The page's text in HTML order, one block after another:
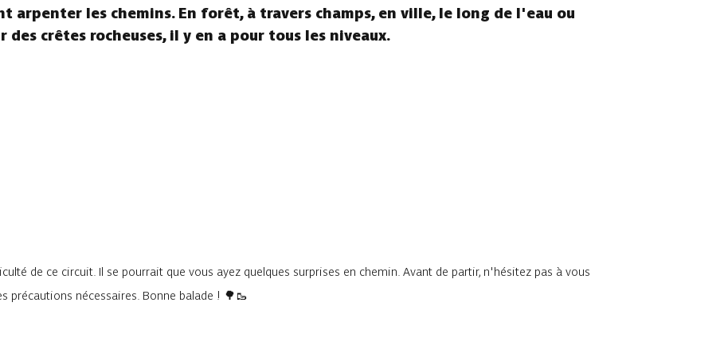
arpenter les chemins. En forêt, à travers champs, en ville, le long de l'eau ou
des crêtes rocheuses, il y en a pour tous les niveaux.
de ce circuit. Il se pourrait que vous ayez quelques surprises en chemin. Avant de partir, n'hésitez pas à vous
précautions nécessaires. Bonne balade ! 🌳🥾